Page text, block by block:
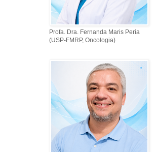
Profa. Dra. Fernanda Maris Peria
(USP-FMRP, Oncologia)